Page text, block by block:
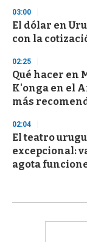
03:00
El dólar en
con la
02:25
Qué hacer en
K'onga en el
más
02:04
El teatro
excepcional:
agota